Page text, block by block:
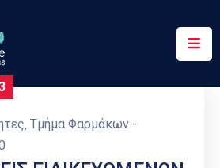
‚ Τμήμα Φαρμάκων -